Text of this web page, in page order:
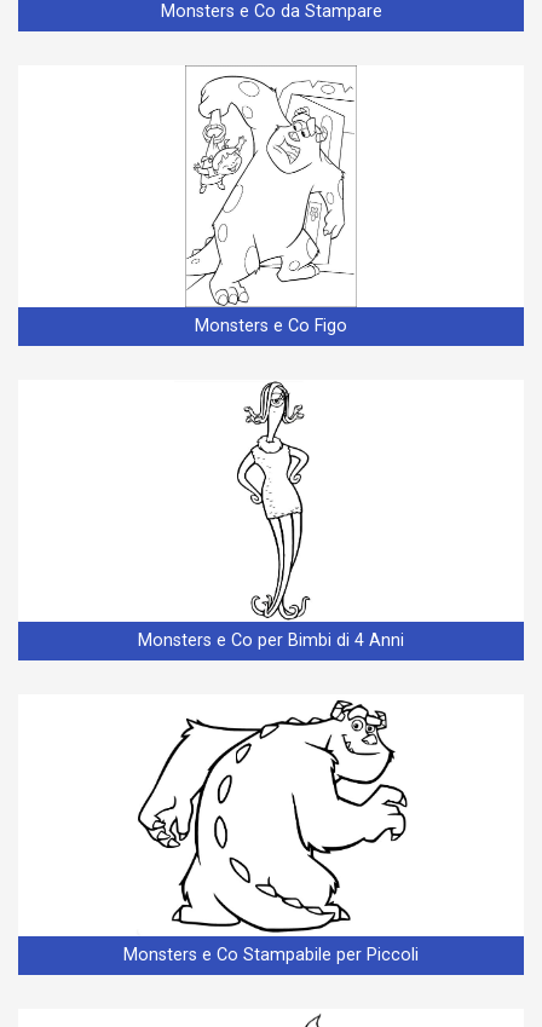
Monsters e Co da Stampare
Monsters e Co Figo
Monsters e Co per Bimbi di 4 Anni
Monsters e Co Stampabile per Piccoli